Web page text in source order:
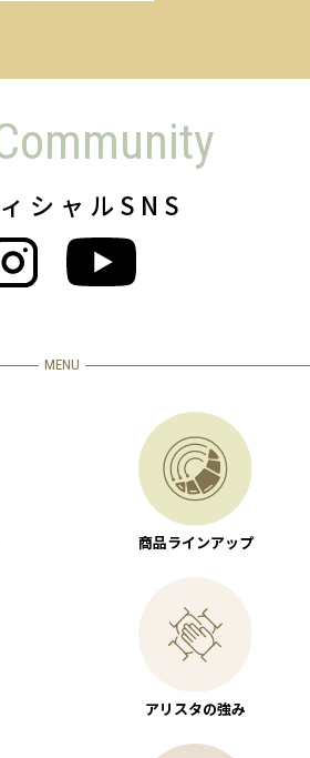
シャルSNS
MENU
商品ラインアップ
アリスタの強み